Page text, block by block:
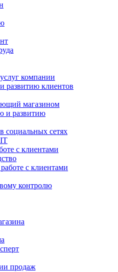
компании
развитию клиентов
магазином
и развитию
социальных сетях
с клиентами
с клиентами
контролю
продаж